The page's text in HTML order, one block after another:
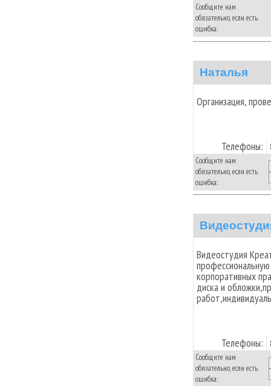
Сообщите нам
обязательно, если есть
ошибка:
Наталья
Организация,
Телефоны:
Сообщите нам
обязательно, если есть
ошибка:
Видеостудия
корпоративных
диска и
Телефоны:
Сообщите нам
обязательно, если есть
ошибка: